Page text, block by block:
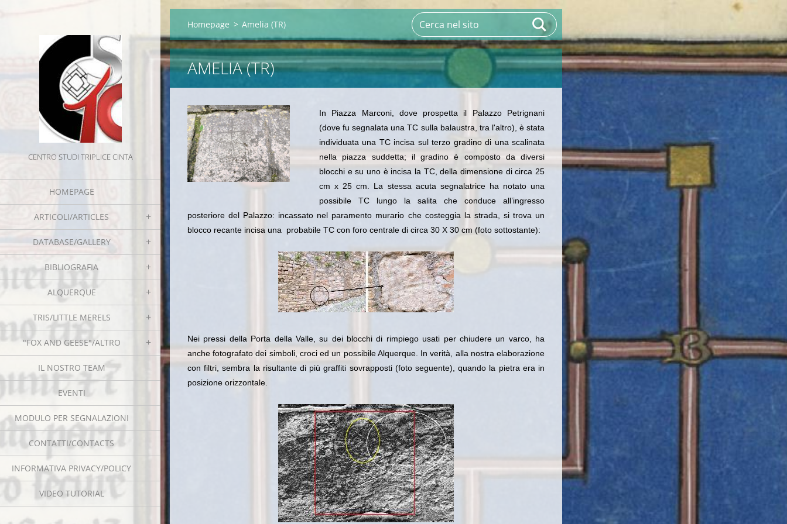
CENTRO STUDI TRIPLICE CINTA
HOMEPAGE
ARTICOLI/ARTICLES
DATABASE/GALLERY
BIBLIOGRAFIA
ALQUERQUE
TRIS/LITTLE MERELS
"FOX AND GEESE"/ALTRO
IL NOSTRO TEAM
EVENTI
MODULO PER SEGNALAZIONI
CONTATTI/CONTACTS
INFORMATIVA PRIVACY/POLICY
VIDEO TUTORIAL
Homepage > Amelia (TR)
AMELIA (TR)
In Piazza Marconi, dove prospetta il Palazzo Petrignani
(dove fu segnalata una TC sulla balaustra, tra l'altro), è stata
individuata una TC incisa sul terzo gradino di una scalinata
nella piazza suddetta; il gradino è composto da diversi
blocchi e su uno è incisa la TC, della dimensione di circa 25
cm x 25 cm. La stessa acuta segnalatrice ha notato una
possibile TC lungo la salita che conduce all’ingresso
posteriore del Palazzo: incassato nel paramento murario che costeggia la strada, si trova un
blocco recante incisa una probabile TC con foro centrale di circa 30 X 30 cm (foto sottostante):
Nei pressi della Porta della Valle, su dei blocchi di rimpiego usati per chiudere un varco, ha
anche fotografato dei simboli, croci ed un possibile Alquerque. In verità, alla nostra elaborazione
con filtri, sembra la risultante di più graffiti sovrapposti (foto seguente), quando la pietra era in
posizione orizzontale.